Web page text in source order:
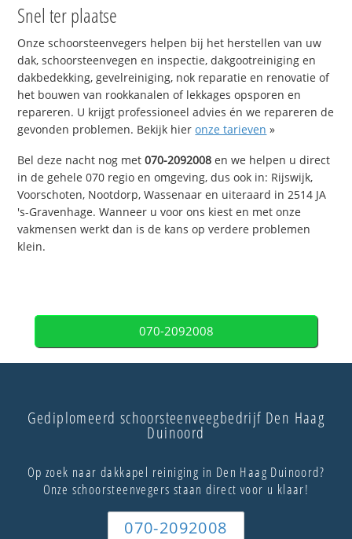
Snel ter plaatse
Onze schoorsteenvegers helpen bij het herstellen van uw
dak, schoorsteenvegen en inspectie, dakgootreiniging en
dakbedekking, gevelreiniging, nok reparatie en renovatie of
het bouwen van rookkanalen of lekkages opsporen en
repareren. U krijgt professioneel advies én we repareren de
gevonden problemen. Bekijk hieronze tarieven »
Bel deze nacht nog met070-2092008 en we helpen u direct
in de gehele 070 regio en omgeving, dus ook in: Rijswijk,
Voorschoten, Nootdorp, Wassenaar en uiteraard in 2514 JA
's-Gravenhage. Wanneer u voor ons kiest en met onze
vakmensen werkt dan is de kans op verdere problemen
klein.
070-2092008
Gediplomeerd schoorsteenveegbedrijf Den Haag
Duinoord
Op zoek naar dakkapel reiniging in Den Haag Duinoord?
Onze schoorsteenvegers staan direct voor u klaar!
070-2092008